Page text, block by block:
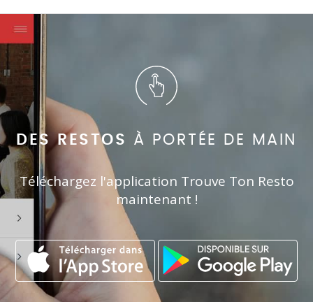
DES RESTOS À PORTÉE DE MAIN
Téléchargez l'application Trouve Ton Resto
maintenant !